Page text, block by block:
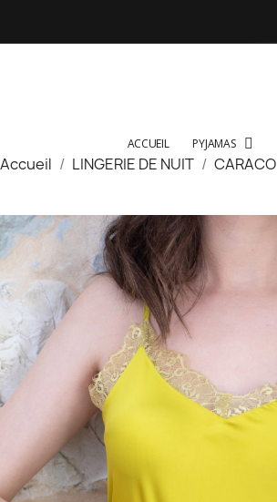
ACCUEIL PYJAMAS
Accueil LINGERIE DE NUIT CARACO